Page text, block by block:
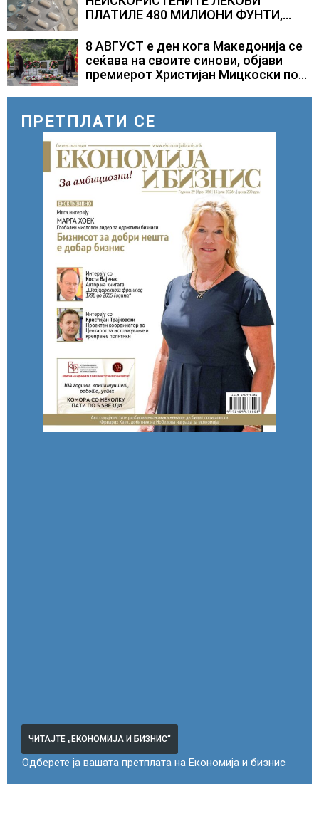
ПЛАТИЛЕ 480 МИЛИОНИ ФУНТИ,
само лекови што навистина им се
потребни
8 АВГУСТ е ден кога Македонија се
сеќава на своите синови, објави
премиерот Христијан Мицкоски по
прилепски бранители
ПРЕТПЛАТИ СЕ
ЧИТАЈТЕ „ЕКОНОМИЈА И БИЗНИС“
Одберете ја вашата претплата на Економија и бизнис